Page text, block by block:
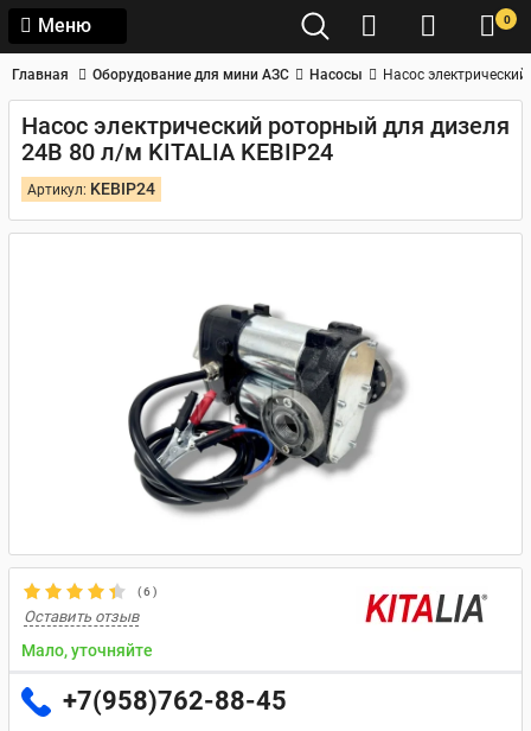
Меню 0
Главная Оборудование для мини АЗС Насосы Насос
Насос электрический роторный для дизеля
24В 80 л/м KITALIA KEBIP24
Артикул: KEBIP24
(6)
Оставить отзыв
Мало, уточняйте
+7(958)762-88-45